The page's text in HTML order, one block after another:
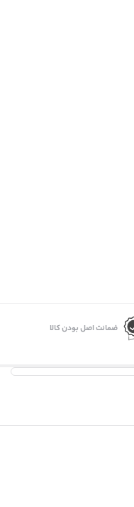
ضمانت اصل بودن کالا